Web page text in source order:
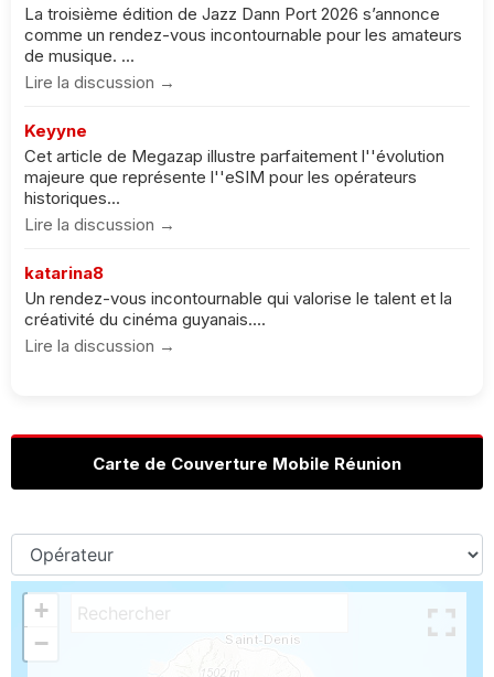
La troisième édition de Jazz Dann Port 2026 s’annonce
comme un rendez-vous incontournable pour les amateurs
de musique. ...
Lire la discussion →
Keyyne
Cet article de Megazap illustre parfaitement l''évolution
majeure que représente l''eSIM pour les opérateurs
historiques...
Lire la discussion →
katarina8
Un rendez-vous incontournable qui valorise le talent et la
créativité du cinéma guyanais....
Lire la discussion →
Carte de Couverture Mobile Réunion